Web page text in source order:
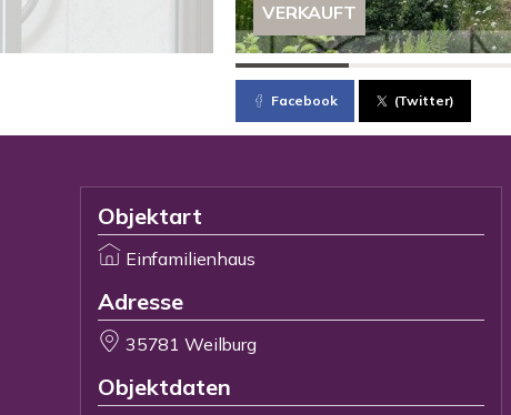
VERKAUFT
Facebook (Twitter)
Objektart
Einfamilienhaus
Adresse
35781 Weilburg
Objektdaten